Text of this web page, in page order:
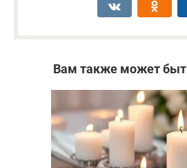
Вам также может